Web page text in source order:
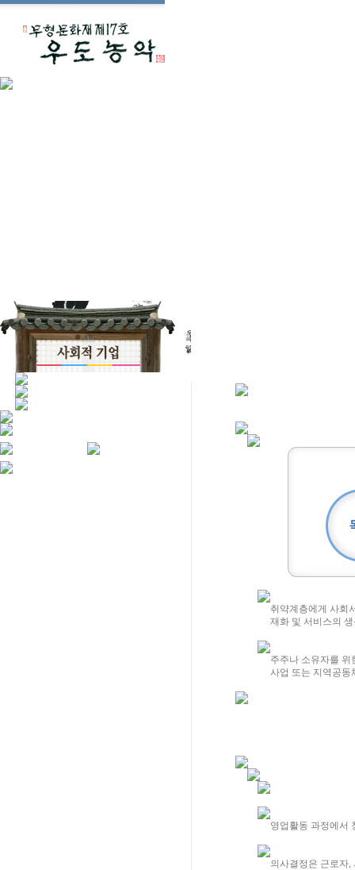
취약계층에게 사회
재화 및 서비스의
주주나 소유자를
사업 또는 지역공동
영업활동 과정에서
의사결정은 근로자,